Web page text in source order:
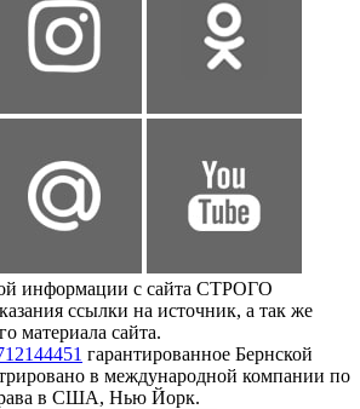
информации с сайта СТРОГО
ссылки на источник, а так же
материала сайта.
гарантированное Бернской
в международной компании по
в США, Нью Йорк.